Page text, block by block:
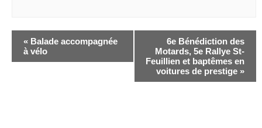
« Balade accompagnée
à vélo
6e Bénédiction des
Motards, 5e Rallye St-
Feuillien et baptêmes en
voitures de prestige »